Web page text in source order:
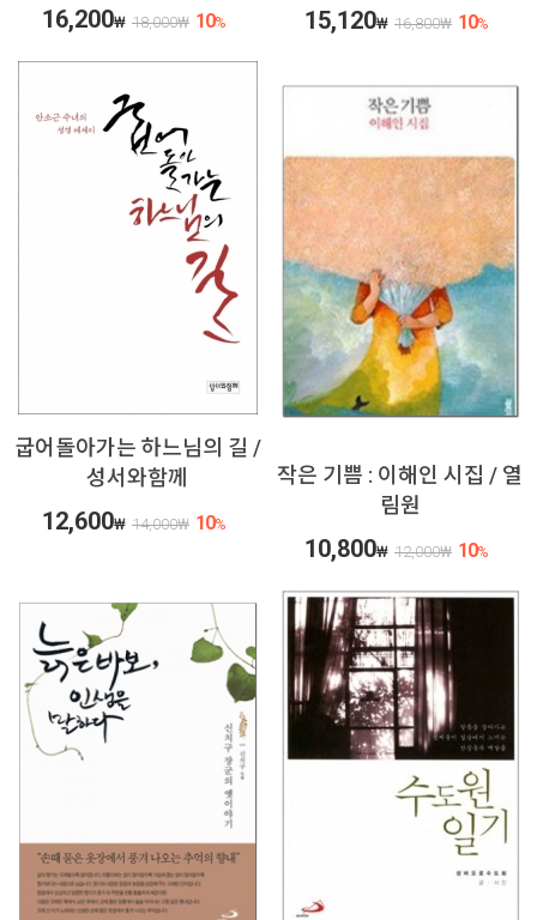
16,200₩ 18,000₩ 10% 15,120₩ 16,800₩ 10%
굽어돌아가는 하느님의 길 /
성서와함께
12,600₩ 14,000₩ 10%
작은 기쁨 : 이해인 시집 / 열
림원
10,800₩ 12,000₩ 10%